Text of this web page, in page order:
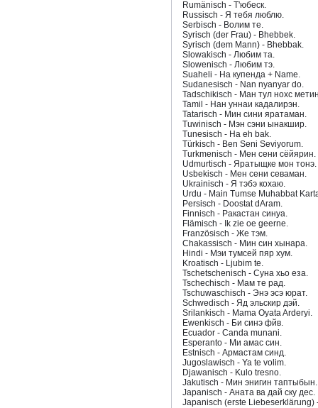
Rumänisch - Т'юбеск.
Russisch - Я тебя люблю.
Serbisch - Волим те.
Syrisch (der Frau) - Bhebbek.
Syrisch (dem Mann) - Bhebbak.
Slowakisch - Любим та.
Slowenisch - Любим тэ.
Suaheli - На купенда + Name.
Sudanesisch - Nan nyanyar do.
Tadschikisch - Ман тул нохс
Tamil - Нан уннаи кадалирэн.
Tatarisch - Мин сини яратаман.
Tuwinisch - Мэн сэни ынакшир.
Tunesisch - Ha eh bak.
Türkisch - Ben Seni Seviyorum.
Turkmenisch - Мен сени сёйярин.
Udmurtisch - Яратыщке мон тонэ.
Usbekisch - Мен сени севаман.
Ukrainisch - Я тэбэ кохаю.
Urdu - Main Tumse Muhabbat
Persisch - Doostat dAram.
Finnisch - Ракастан синуа.
Flämisch - Ik zie oe geerne.
Französisch - Же тэм.
Chakassisch - Мин син хынара.
Hindi - Мэи тумсей пяр хум.
Kroatisch - Ljubim te.
Tschetschenisch - Суна хьо еза.
Tschechisch - Мам те рад.
Tschuwaschisch - Энэ эсэ юрат.
Schwedisch - Яд эльскир дэй.
Srilankisch - Mama Oyata Arderyi.
Ewenkisch - Би синэ фйв.
Ecuador - Canda munani.
Esperanto - Ми амас син.
Estnisch - Армастам синд.
Jugoslawisch - Ya te volim.
Djawanisch - Kulo tresno.
Jakutisch - Мин энигин таптыбын.
Japanisch - Аната ва дай ску дес.
Japanisch (erste Liebeserklärung)